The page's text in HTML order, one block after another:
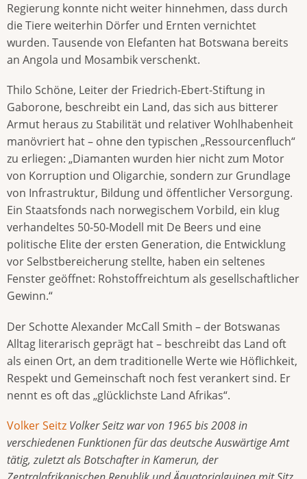
Regierung konnte nicht weiter hinnehmen, dass durch
die Tiere weiterhin Dörfer und Ernten vernichtet
wurden. Tausende von Elefanten hat Botswana bereits
an Angola und Mosambik verschenkt.
Thilo Schöne, Leiter der Friedrich-Ebert-Stiftung in
Gaborone, beschreibt ein Land, das sich aus bitterer
Armut heraus zu Stabilität und relativer Wohlhabenheit
manövriert hat – ohne den typischen „Ressourcenfluch“
zu erliegen: „Diamanten wurden hier nicht zum Motor
von Korruption und Oligarchie, sondern zur Grundlage
von Infrastruktur, Bildung und öffentlicher Versorgung.
Ein Staatsfonds nach norwegischem Vorbild, ein klug
verhandeltes 50-50-Modell mit De Beers und eine
politische Elite der ersten Generation, die Entwicklung
vor Selbstbereicherung stellte, haben ein seltenes
Fenster geöffnet: Rohstoffreichtum als gesellschaftlicher
Gewinn.“
Der Schotte Alexander McCall Smith – der Botswanas
Alltag literarisch geprägt hat – beschreibt das Land oft
als einen Ort, an dem traditionelle Werte wie Höflichkeit,
Respekt und Gemeinschaft noch fest verankert sind. Er
nennt es oft das „glücklichste Land Afrikas“.
Volker Seitz Volker Seitz war von 1965 bis 2008 in
verschiedenen Funktionen für das deutsche Auswärtige Amt
tätig, zuletzt als Botschafter in Kamerun, der